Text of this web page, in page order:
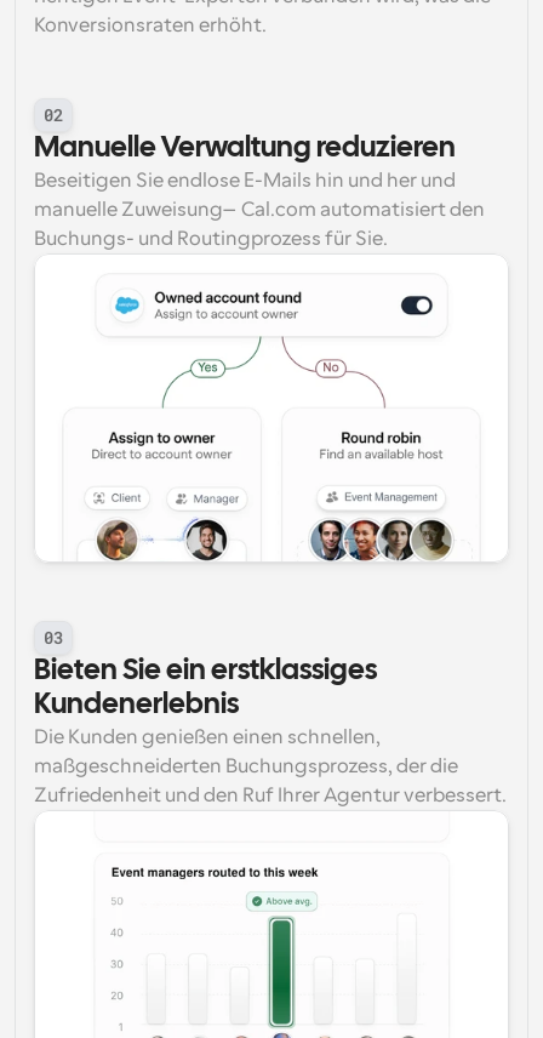
Konversionsraten erhöht.
02
Manuelle Verwaltung reduzieren
Beseitigen Sie endlose E-Mails hin und her und
manuelle Zuweisung—Cal.com automatisiert den
Buchungs- und Routingprozess für Sie.
03
Bieten Sie ein erstklassiges
Kundenerlebnis
Die Kunden genießen einen schnellen,
maßgeschneiderten Buchungsprozess, der die
Zufriedenheit und den Ruf Ihrer Agentur verbessert.